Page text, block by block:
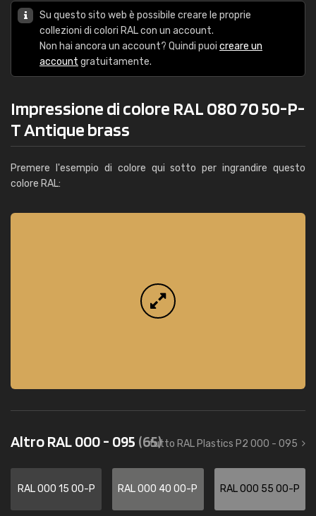
Su questo sito web è possibile creare le proprie
collezioni di colori RAL con un account.
Non hai ancora un account? Quindi puoi creare un
account gratuitamente.
Impressione di colore RAL 080 70 50-P-
T Antique brass
Premere l'esempio di colore qui sotto per ingrandire questo
colore RAL:
Altro RAL 000 - 095 (65)tutto RAL Plastics P2 000 - 095
RAL 000 15 00-P RAL 000 40 00-P RAL 000 55 00-P